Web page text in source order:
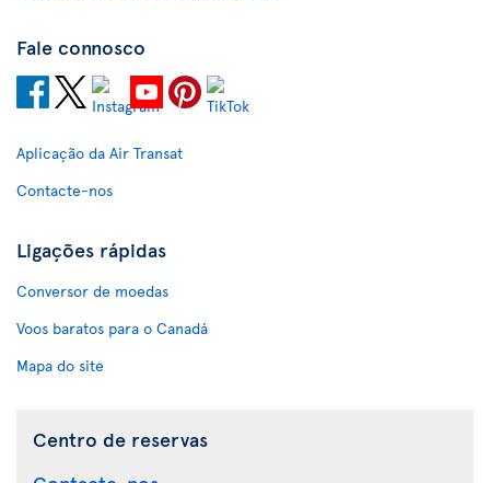
Fale connosco
Aplicação da Air Transat
Contacte-nos
Ligações rápidas
Conversor de moedas
Voos baratos para o Canadá
Mapa do site
Centro de reservas